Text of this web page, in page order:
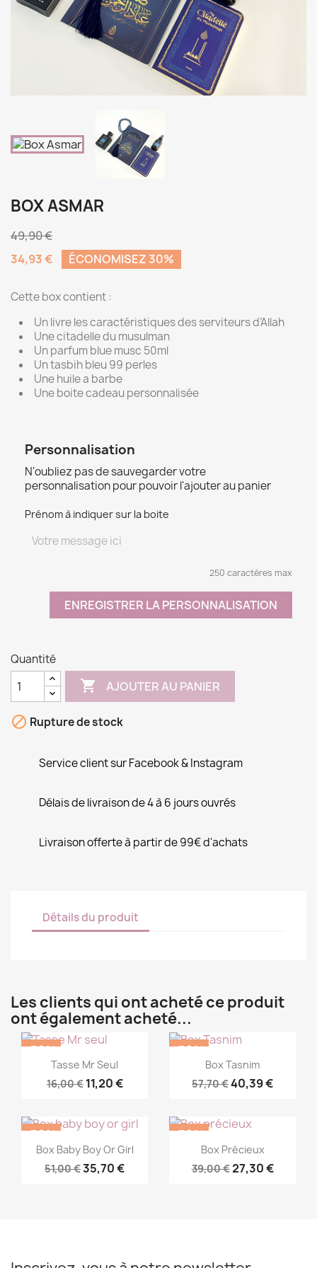
BOX ASMAR
49,90 €
34,93 €
ÉCONOMISEZ 30%
Cette box contient :
Un livre les caractéristiques des serviteurs d’Allah
Une citadelle du musulman
Un parfum blue musc 50ml
Un tasbih bleu 99 perles
Une huile a barbe
Une boite cadeau personnalisée
Personnalisation
N'oubliez pas de sauvegarder votre
personnalisation pour pouvoir l'ajouter au panier
Prénom à indiquer sur la boite
250 caractères max
ENREGISTRER LA PERSONNALISATION
Quantité
 AJOUTER AU PANIER
 Rupture de stock
Service client sur Facebook & Instagram
Délais de livraison de 4 à 6 jours ouvrés
Livraison offerte à partir de 99€ d'achats
Détails du produit
Les clients qui ont acheté ce produit
ont également acheté...
Commander
Tasse Mr Seul
16,00 € 11,20 €
-30%
Commander
Box Tasnim
57,70 €40,39 €
-30%
Commander
Box Baby Boy Or Girl
51,00 €35,70 €
-30%
Commander
Box Précieux
39,00 €27,30 €
-30%